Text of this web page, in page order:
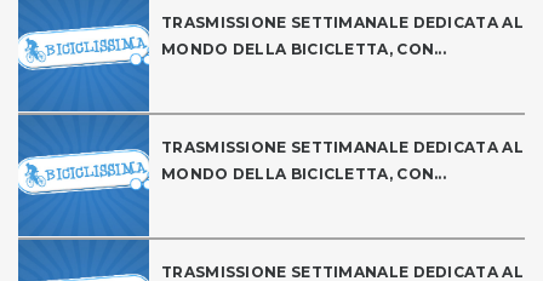
TRASMISSIONE SETTIMANALE DEDICATA AL
MONDO DELLA BICICLETTA, CON...
TRASMISSIONE SETTIMANALE DEDICATA AL
MONDO DELLA BICICLETTA, CON...
TRASMISSIONE SETTIMANALE DEDICATA AL